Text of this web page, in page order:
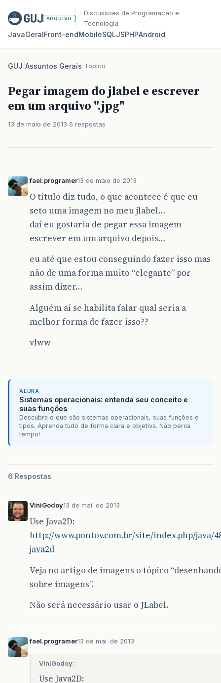
ARQUIVO
Discussoes de Programacao e
Tecnologia
JavaGeralFront‑endMobileSQLJSPHPAndroid
GUJ/Assuntos Gerais/Topico
Pegar imagem do jlabel e escrever
em um arquivo ".jpg"
13 de maio de 2013 6 respostas
fael.programer13 de maio de 2013
O título diz tudo, o que acontece é que eu
seto uma imagem no meu jlabel…
daí eu gostaria de pegar essa imagem
escrever em um arquivo depois…
eu até que estou conseguindo fazer isso mas
não de uma forma muito “elegante” por
assim dizer…
Alguém aí se habilita falar qual seria a
melhor forma de fazer isso??
vlww
ALURA
Sistemas operacionais: entenda seu conceito e
suas funções
Descubra o que são sistemas operacionais, suas funções e
tipos. Aprenda tudo de forma clara e objetiva. Não perca
tempo!
6 Respostas
ViniGodoy13 de mai. de 2013
Use Java2D:
http://www.pontov.com.br/site/index.php/java/
java2d
Veja no artigo de imagens o tópico
sobre imagens”.
Não será necessário usar o JLabel.
fael.programer13 de mai. de 2013
ViniGodoy:
Use Java2D: